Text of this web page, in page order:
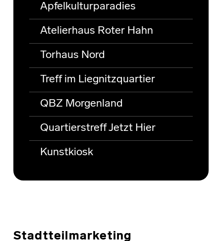
Apfelkulturparadies
Atelierhaus Roter Hahn
Torhaus Nord
Treff im Liegnitzquartier
QBZ Morgenland
Quartierstreff Jetzt Hier
Kunstkiosk
Stadtteilmarketing